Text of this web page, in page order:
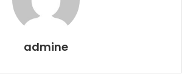
admine